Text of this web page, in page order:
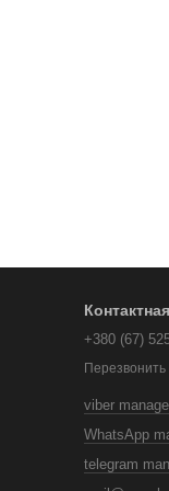
+380 (67)
viber
WhatsApp
telegram